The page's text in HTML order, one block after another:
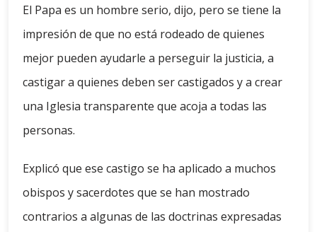
El Papa es un hombre serio, dijo, pero se tiene la
impresión de que no está rodeado de quienes
mejor pueden ayudarle a perseguir la justicia, a
castigar a quienes deben ser castigados y a crear
una Iglesia transparente que acoja a todas las
personas.
Explicó que ese castigo se ha aplicado a muchos
obispos y sacerdotes que se han mostrado
contrarios a algunas de las doctrinas expresadas